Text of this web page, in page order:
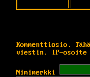
Kommenttiosio.
viestin. IP-osoite
Nimimerkki